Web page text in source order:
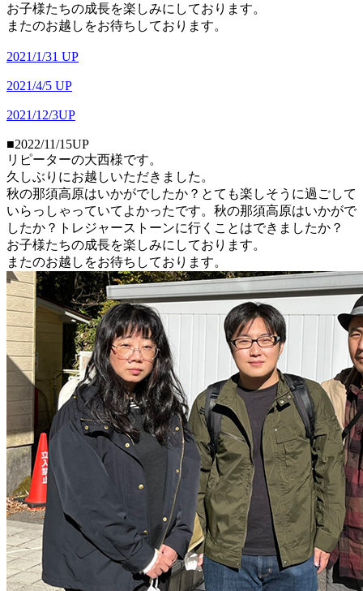
お子様たちの成長を楽しみにしております。
またのお越しをお待ちしております。
2021/1/31 UP
2021/4/5 UP
2021/12/3UP
■2022/11/15UP
リピーターの大西様です。
久しぶりにお越しいただきました。
秋の那須高原はいかがでしたか？とても楽しそうに過ごして
いらっしゃっていてよかったです。秋の那須高原はいかがで
したか？トレジャーストーンに行くことはできましたか？
お子様たちの成長を楽しみにしております。
またのお越しをお待ちしております。